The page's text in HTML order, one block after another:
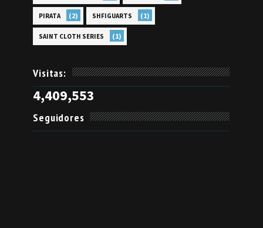
PIRATA (2) SHFIGUARTS (1)
SAINT CLOTH SERIES (1)
Visitas:
4,409,553
Seguidores